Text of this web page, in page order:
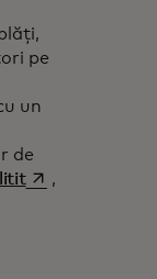
pe
un
de
new tab
opens in a new
,